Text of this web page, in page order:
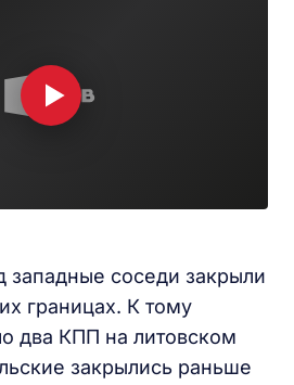
западные соседи закрыли
границах. К тому
два КПП на литовском
закрылись раньше